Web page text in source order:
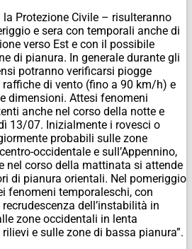
Protezione Civile – risulteranno
e sera con temporali anche di
verso Est e con il possibile
di pianura. In generale durante gli
potranno verificarsi piogge
di vento (fino a 90 km/h) e
dimensioni. Attesi fenomeni
anche nel corso della notte e
13/07. Inizialmente i rovesci o
probabili sulle zone
occidentale e sull’Appennino,
nel corso della mattinata si attende
di pianura orientali. Nel pomeriggio
fenomeni temporaleschi, con
dell’instabilità in
zone occidentali in lenta
e sulle zone di bassa pianura”.